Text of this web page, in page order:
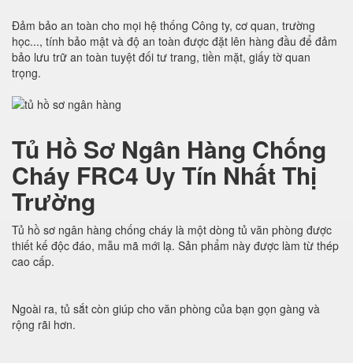
Đảm bảo an toàn cho mọi hệ thống Công ty, cơ quan, trường
học..., tính bảo mật và độ an toàn được đặt lên hàng đầu để đảm
bảo lưu trữ an toàn tuyệt đối tư trang, tiền mặt, giấy tờ quan
trọng.
Tủ Hồ Sơ Ngân Hàng Chống
Cháy FRC4 Uy Tín Nhất Thị
Trường
Tủ hồ sơ ngân hàng chống cháy là một dòng tủ văn phòng được
thiết kế độc đáo, mẫu mã mới lạ. Sản phẩm này được làm từ thép
cao cấp.
Ngoài ra, tủ sắt còn giúp cho văn phòng của bạn gọn gàng và
rộng rãi hơn.